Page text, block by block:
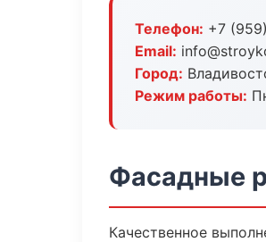
Телефон: +7
Email:
Город:
Режим работы:
Фасадные
Качественное